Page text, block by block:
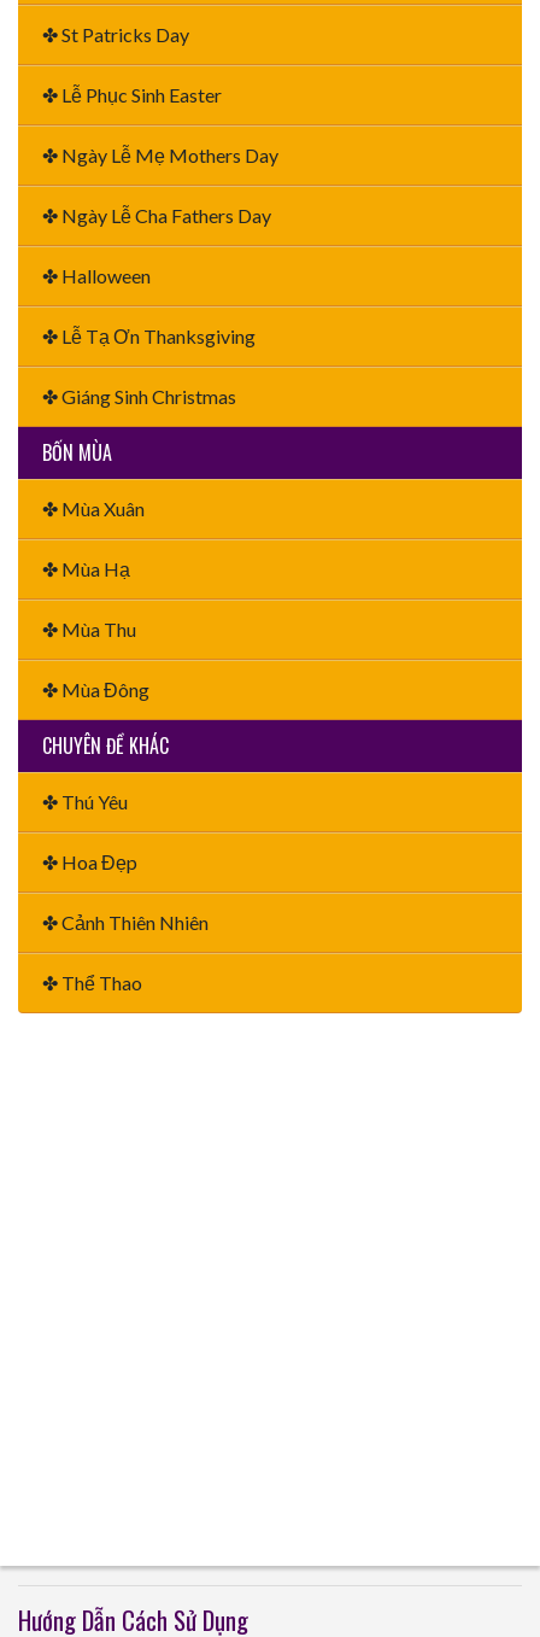
✤ St Patricks Day
✤ Lễ Phục Sinh Easter
✤ Ngày Lễ Mẹ Mothers Day
✤ Ngày Lễ Cha Fathers Day
✤ Halloween
✤ Lễ Tạ Ơn Thanksgiving
✤ Giáng Sinh Christmas
BỐN MÙA
✤ Mùa Xuân
✤ Mùa Hạ
✤ Mùa Thu
✤ Mùa Đông
CHUYÊN ĐỀ KHÁC
✤ Thú Yêu
✤ Hoa Đẹp
✤ Cảnh Thiên Nhiên
✤ Thể Thao
Hướng Dẫn Cách Sử Dụng